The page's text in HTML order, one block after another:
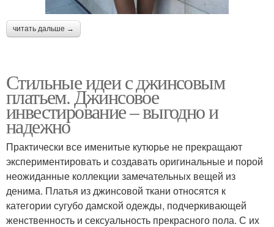
читать дальше →
Стильные идеи с джинсовым
платьем. Джинсовое
инвестирование – выгодно и
надежно
Практически все именитые кутюрье не прекращают
экспериментировать и создавать оригинальные и порой
неожиданные коллекции замечательных вещей из
денима. Платья из джинсовой ткани относятся к
категории сугубо дамской одежды, подчеркивающей
женственность и сексуальность прекрасного пола. С их